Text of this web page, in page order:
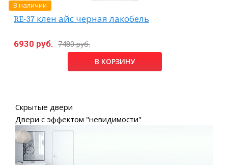
В наличии
RE-37 клен айс черная лакобель
6930 руб. 7480 руб.
В КОРЗИНУ
Скрытые двери
Двери с эффектом "невидимости"